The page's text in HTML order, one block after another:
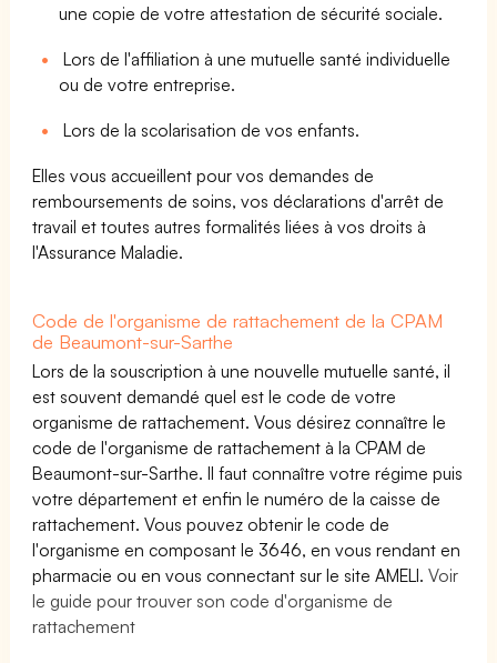
une copie de votre attestation de sécurité sociale.
Lors de l'affiliation à une mutuelle santé individuelle
ou de votre entreprise.
Lors de la scolarisation de vos enfants.
Elles vous accueillent pour vos demandes de
remboursements de soins, vos déclarations d'arrêt de
travail et toutes autres formalités liées à vos droits à
l'Assurance Maladie.
Code de l'organisme de rattachement de la CPAM
de Beaumont-sur-Sarthe
Lors de la souscription à une nouvelle mutuelle santé, il
est souvent demandé quel est le code de votre
organisme de rattachement. Vous désirez connaître le
code de l'organisme de rattachement à la CPAM de
Beaumont-sur-Sarthe. Il faut connaître votre régime puis
votre département et enfin le numéro de la caisse de
rattachement. Vous pouvez obtenir le code de
l'organisme en composant le 3646, en vous rendant en
pharmacie ou en vous connectant sur le site AMELI.Voir
le guide pour trouver son code d'organisme de
rattachement